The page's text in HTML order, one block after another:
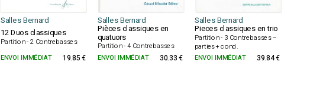
Salles Bernard Salles Bernard
Salles Bernard
12 Duos classiques
Partition - 2 Contrebasses
Pièces classiques en
quatuors
Partition - 4 Contrebasses
Pieces classiques en trio
Partition - 3 Contrebasses –
parties + cond.
ENVOI IMMÉDIAT 19.85 € ENVOI IMMÉDIAT 30.33 € ENVOI IMMÉDIAT 39.84 €